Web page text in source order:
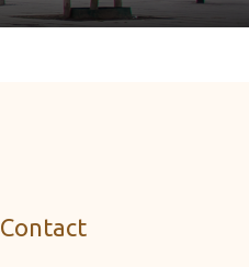
Contact